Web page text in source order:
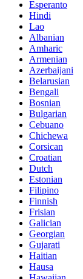
Esperanto
Hindi
Lao
Albanian
Amharic
Armenian
Azerbaijani
Belarusian
Bengali
Bosnian
Bulgarian
Cebuano
Chichewa
Corsican
Croatian
Dutch
Estonian
Filipino
Finnish
Frisian
Galician
Georgian
Gujarati
Haitian
Hausa